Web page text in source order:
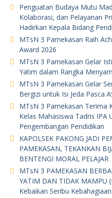
Penguatan Budaya Mutu
Kolaborasi, dan Pelayanan
Hadirkan Kepala Bidang
MTsN 3 Pamekasan Raih
Award 2026
MTsN 3 Pamekasan Gelar
Yatim dalam Rangka
MTsN 3 Pamekasan Gelar
Bergizi untuk Isi Jeda Pasca
MTsN 3 Pamekasan Terima
Kelas Mahasiswa Tadris IPA
Pengembangan Pendidikan
KAPOLSEK PAKONG JADI
PAMEKASAN, TEKANKAN
BENTENGI MORAL PELAJAR
MTsN 3 PAMEKASAN
YATIM DAN TIDAK MAMPU
Kebaikan Seribu